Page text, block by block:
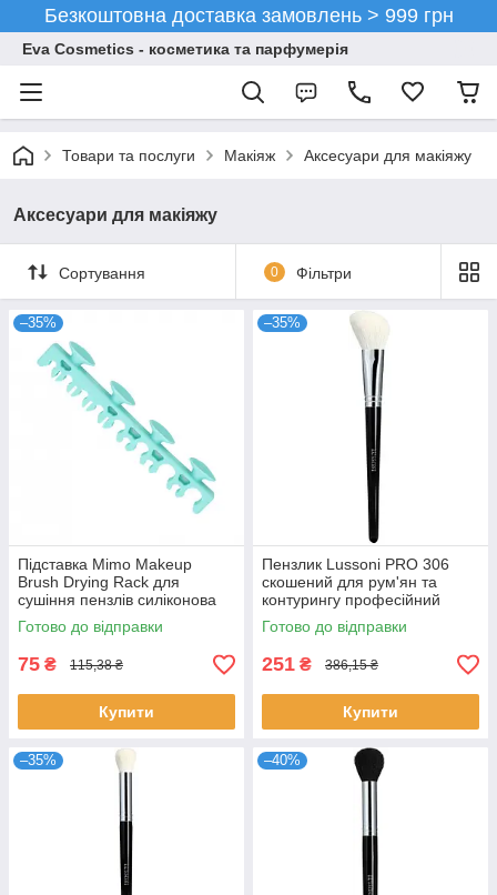
Безкоштовна доставка замовлень > 999 грн
Eva Cosmetics - косметика та парфумерія
Товари та послуги Макіяж Аксесуари для макіяжу
Аксесуари для макіяжу
Сортування 0 Фільтри
–35%
Підставка Mimo Makeup
Brush Drying Rack для
сушіння пензлів силіконова
органайзер для макіяжу Мімо
бірюзова
Готово до відправки
75 ₴ 115,38 ₴
Купити
–35%
Пензлик Lussoni PRO 306
скошений для рум'ян та
контурингу професійний
інструмент для макіяжу
Люссоні
Готово до відправки
251 ₴ 386,15 ₴
Купити
–35% –40%